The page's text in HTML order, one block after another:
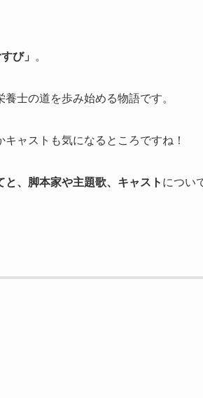
び」 。
士の道を歩み始める物語です。
ャストも気になるところですね！
、脚本家や主題歌、キャスト につい